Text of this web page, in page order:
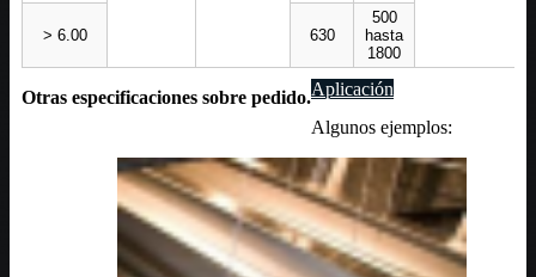
> 6.00 630
500
hasta
1800
Otras especificaciones sobre pedido.Aplicación
Algunos ejemplos: